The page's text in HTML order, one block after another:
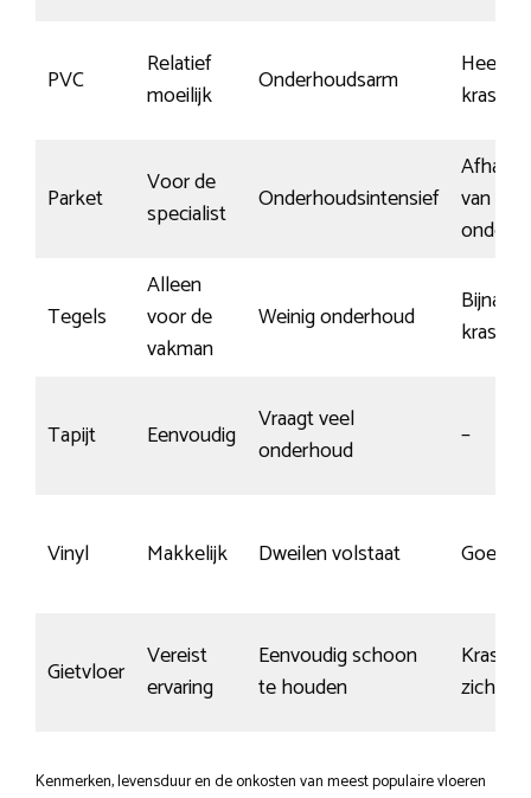
PVC
Relatief
moeilijk
Onderhoudsarm
Heel
Parket
Voor de
specialist
Onderhoudsintensief
van
Tegels
Alleen
voor de
vakman
Weinig onderhoud
Bijna
krassen
Tapijt Eenvoudig
Vraagt veel
onderhoud
–
Vinyl Makkelijk Dweilen volstaat Goed
Gietvloer
Vereist
ervaring
Eenvoudig schoon
te houden
Kenmerken, levensduur en de onkosten van meest populaire vloeren